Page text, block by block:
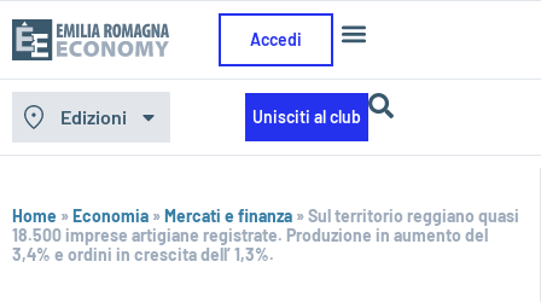
Accedi
Edizioni Unisciti al club
Home »Economia »Mercati e finanza »Sul territorio reggiano quasi
18.500 imprese artigiane registrate. Produzione in aumento del
3,4% e ordini in crescita dell’ 1,3%.